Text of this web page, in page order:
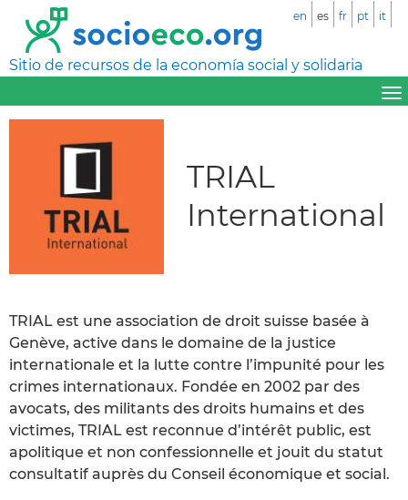
Sitio de recursos de la economía social y solidaria
en es fr pt it
TRIAL
International
TRIAL est une association de droit suisse basée à
Genève, active dans le domaine de la justice
internationale et la lutte contre l’impunité pour les
crimes internationaux. Fondée en 2002 par des
avocats, des militants des droits humains et des
victimes, TRIAL est reconnue d’intérêt public, est
apolitique et non confessionnelle et jouit du statut
consultatif auprès du Conseil économique et social.